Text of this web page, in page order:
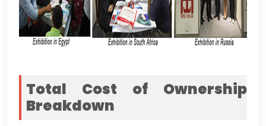
Total Cost of Ownership
Breakdown